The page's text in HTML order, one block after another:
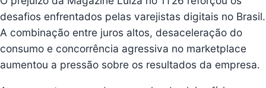
desafios enfrentados pelas varejistas digitais no Brasil.
A combinação entre juros altos, desaceleração do
consumo e concorrência agressiva no marketplace
aumentou a pressão sobre os resultados da empresa.